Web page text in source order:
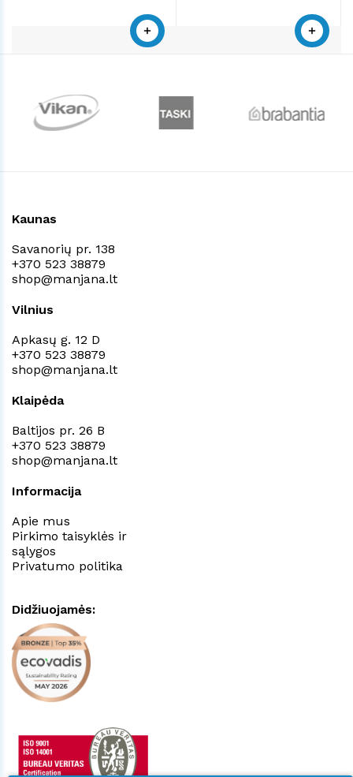
Kaunas
Savanorių pr. 138
+370 523 38879
shop@manjana.lt
Vilnius
Apkasų g. 12 D
+370 523 38879
shop@manjana.lt
Klaipėda
Baltijos pr. 26 B
+370 523 38879
shop@manjana.lt
Informacija
Apie mus
Pirkimo taisyklės ir
sąlygos
Privatumo politika
Didžiuojamės: